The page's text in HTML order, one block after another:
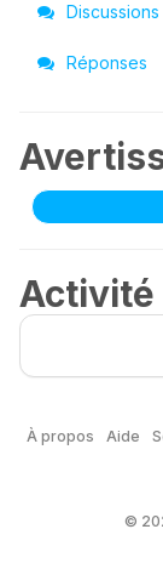
Discussions
Réponses
Activité
À propos Aide
©